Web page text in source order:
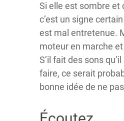
Si elle est sombre et
c’est un signe
est mal entretenue.
moteur en marche
S’il fait des sons
faire, ce serait
bonne idée de ne